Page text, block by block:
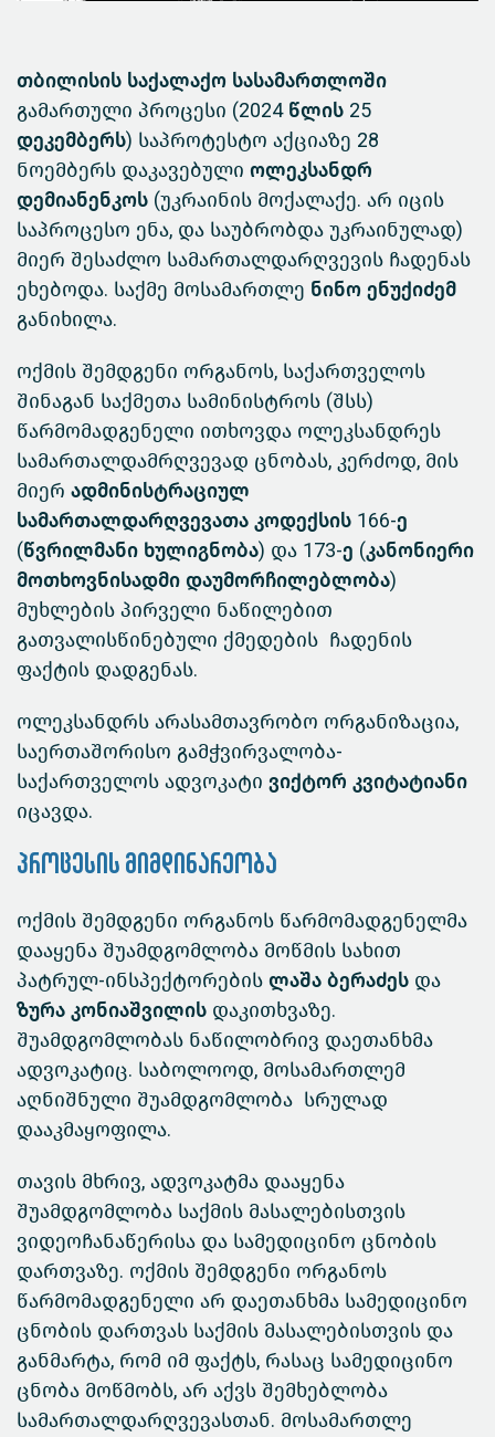
თბილისის საქალაქო სასამართლოში
გამართული პროცესი (2024 წლის 25
დეკემბერს) საპროტესტო აქციაზე 28
ნოემბერს დაკავებული ოლეკსანდრ
დემიანენკოს (უკრაინის მოქალაქე. არ იცის
საპროცესო ენა, და საუბრობდა უკრაინულად)
მიერ შესაძლო სამართალდარღვევის ჩადენას
ეხებოდა. საქმე მოსამართლე ნინო ენუქიძემ
განიხილა.
ოქმის შემდგენი ორგანოს, საქართველოს
შინაგან საქმეთა სამინისტროს (შსს)
წარმომადგენელი ითხოვდა ოლეკსანდრეს
სამართალდამრღვევად ცნობას, კერძოდ, მის
მიერ ადმინისტრაციულ
სამართალდარღვევათა კოდექსის 166-ე
(წვრილმანი ხულიგნობა) და 173-ე (კანონიერი
მოთხოვნისადმი დაუმორჩილებლობა)
მუხლების პირველი ნაწილებით
გათვალისწინებული ქმედების ჩადენის
ფაქტის დადგენას.
ოლეკსანდრს არასამთავრობო ორგანიზაცია,
საერთაშორისო გამჭვირვალობა-
საქართველოს ადვოკატი ვიქტორ კვიტატიანი
იცავდა.
პროცესის მიმდინარეობა
ოქმის შემდგენი ორგანოს წარმომადგენელმა
დააყენა შუამდგომლობა მოწმის სახით
პატრულ-ინსპექტორების ლაშა ბერაძეს და
ზურა კონიაშვილის დაკითხვაზე.
შუამდგომლობას ნაწილობრივ დაეთანხმა
ადვოკატიც. საბოლოოდ, მოსამართლემ
აღნიშნული შუამდგომლობა სრულად
დააკმაყოფილა.
თავის მხრივ, ადვოკატმა დააყენა
შუამდგომლობა საქმის მასალებისთვის
ვიდეოჩანაწერისა და სამედიცინო ცნობის
დართვაზე. ოქმის შემდგენი ორგანოს
წარმომადგენელი არ დაეთანხმა სამედიცინო
ცნობის დართვას საქმის მასალებისთვის და
განმარტა, რომ იმ ფაქტს, რასაც სამედიცინო
ცნობა მოწმობს, არ აქვს შემხებლობა
სამართალდარღვევასთან. მოსამართლე